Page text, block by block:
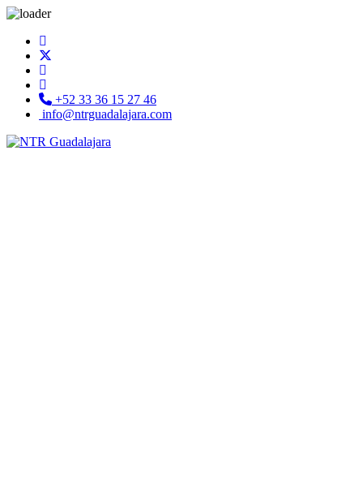
+52 33 36 15 27 46
info@ntrguadalajara.com